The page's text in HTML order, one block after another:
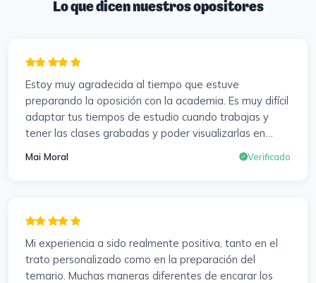
Lo que dicen nuestros opositores
Estoy muy agradecida al tiempo que estuve
preparando la oposición con la academia. Es muy difícil
adaptar tus tiempos de estudio cuando trabajas y
tener las clases grabadas y poder visualizarlas en
cualquier momento y las veces que sea necesario, se
agradece mucho. Sabemos que el trabajo de estudio
profesores accesibles, atentos y dispuestos para
resolver dudas, se agradece. Incluso se ofrecieron a
ayudarme a buscar impugnaciones de preguntas del
examen para subir nota. Gracias Vanesa y Pablo.
Mai Moral Verificado
Mi experiencia a sido realmente positiva, tanto en el
trato personalizado como en la preparación del
temario. Muchas maneras diferentes de encarar los